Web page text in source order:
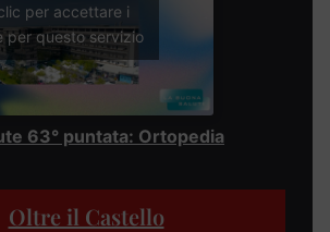
per accettare i
per questo servizio
63° puntata: Ortopedia
Oltre il Castello